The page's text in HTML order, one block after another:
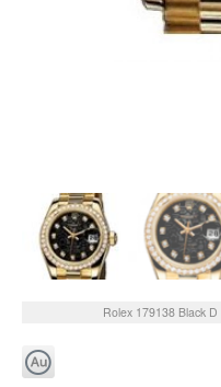
Rolex 179138 Black D